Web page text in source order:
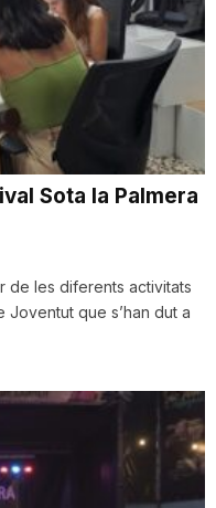
Sota la Palmera
de les diferents activitats
que s’han dut a